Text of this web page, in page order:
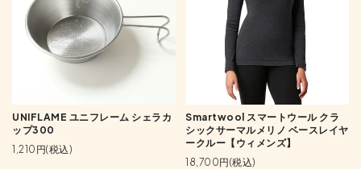
UNIFLAME ユニフレーム シェラカ
ップ300
1,210円(税込)
Smartwool スマートウール クラ
シックサーマルメリノ ベースレイヤ
ークルー【ウィメンズ】
18,700円(税込)